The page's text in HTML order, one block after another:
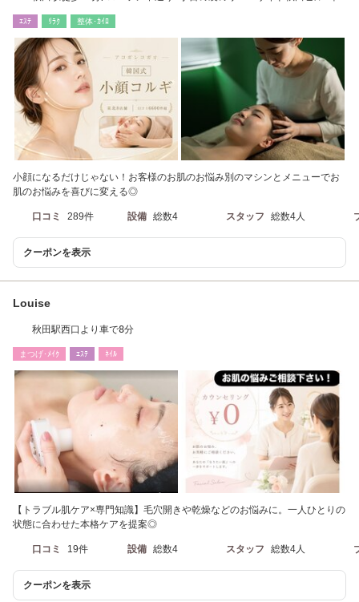
ｴｽﾃ ﾘﾗｸ 整体･ｶｲﾛ
小顔になるだけじゃない！お客様のお肌のお悩み別のマシンとメニューでお
肌のお悩みを喜びに変える◎
口コミ 289件 設備 総数4 スタッフ 総数4人
クーポンを表示
Louise
秋田駅西口より車で8分
まつげ･ﾒｲｸ ｴｽﾃ ﾈｲﾙ
【トラブル肌ケア×専門知識】毛穴開きや乾燥などのお悩みに。一人ひとりの
状態に合わせた本格ケアを提案◎
口コミ 19件 設備 総数4 スタッフ 総数4人
クーポンを表示